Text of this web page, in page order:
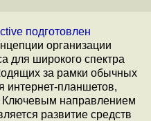
подготовлен
организации
для широкого спектра
за рамки обычных
интернет-планшетов,
Ключевым направлением
развитие средств